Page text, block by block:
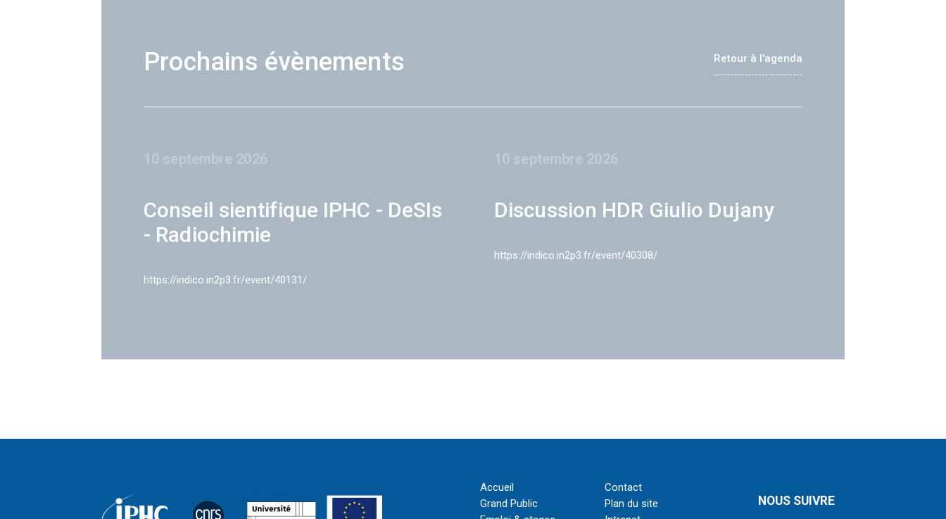
Prochains évènements Retour à l'agenda
10 septembre 2026
Conseil sientifique IPHC - DeSIs
- Radiochimie
https://indico.in2p3.fr/event/40131/
10 septembre 2026
Discussion HDR Giulio Dujany
https://indico.in2p3.fr/event/40308/
Accueil
Grand Public
Contact
Plan du site
NOUS SUIVRE